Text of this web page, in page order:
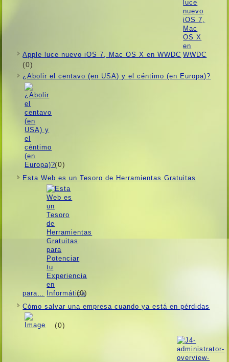
Apple luce nuevo iOS 7, Mac OS X en WWDC
(0)
¿Abolir el centavo (en USA) y el céntimo (en Europa)?
(0)
Esta Web es un Tesoro de Herramientas Gratuitas
para… (0)
Cómo salvar una empresa cuando ya está en pérdidas
(0)